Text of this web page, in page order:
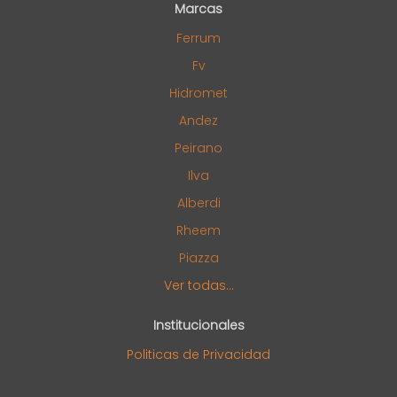
Marcas
Ferrum
Fv
Hidromet
Andez
Peirano
Ilva
Alberdi
Rheem
Piazza
Ver todas...
Institucionales
Politicas de Privacidad